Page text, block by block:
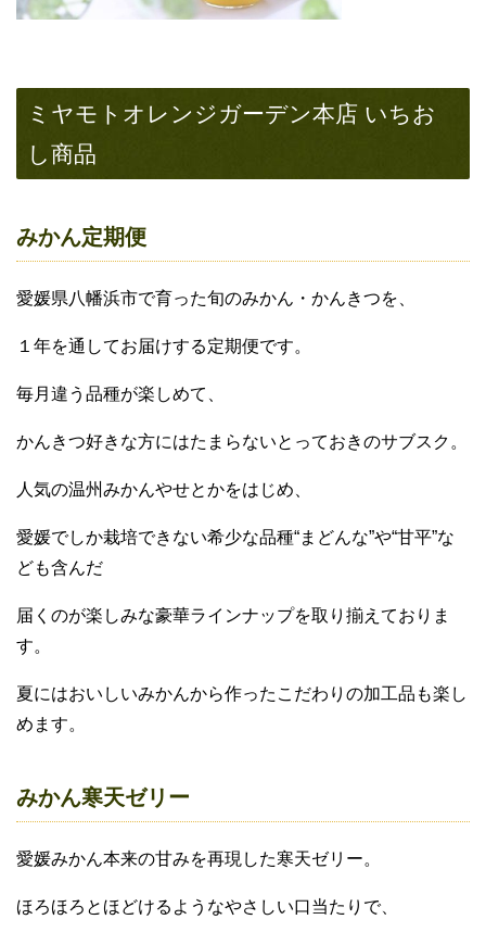
ミヤモトオレンジガーデン本店 いちお
し商品
みかん定期便
愛媛県八幡浜市で育った旬のみかん・かんきつを、
１年を通してお届けする定期便です。
毎月違う品種が楽しめて、
かんきつ好きな方にはたまらないとっておきのサブスク。
人気の温州みかんやせとかをはじめ、
愛媛でしか栽培できない希少な品種“まどんな”や“甘平”な
ども含んだ
届くのが楽しみな豪華ラインナップを取り揃えておりま
す。
夏にはおいしいみかんから作ったこだわりの加工品も楽し
めます。
みかん寒天ゼリー
愛媛みかん本来の甘みを再現した寒天ゼリー。
ほろほろとほどけるようなやさしい口当たりで、